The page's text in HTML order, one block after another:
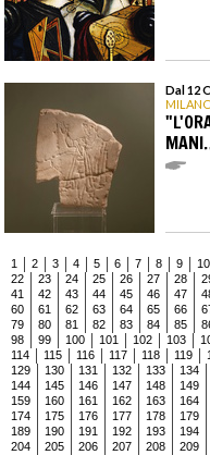
Dal 12
1 2 3 4 5 6 7 8 9 10
22
23 24 25 26 27 28
41
42 43 44 45 46 47
60
61 62 63 64 65 66
79
80 81 82 83 84 85
98
99 100 101 102 103
114
115 116 117 118 119
129
130 131 132 133 134
144
145 146 147 148 149
159
160 161 162 163 164
174
175 176 177 178 179
189
190 191 192 193 194
204
205 206 207 208 209